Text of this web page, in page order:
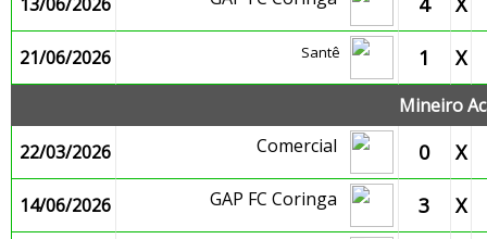
21/06/2026 Santê 1 X
Mineiro
22/03/2026
Comercial 0 X
14/06/2026 GAP FC Coringa 3 X